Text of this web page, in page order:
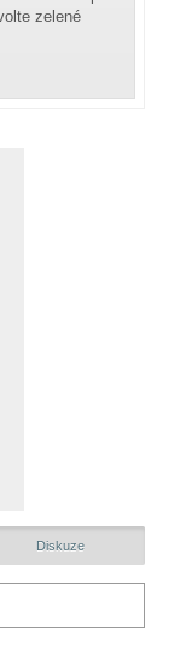
zelené
Diskuze